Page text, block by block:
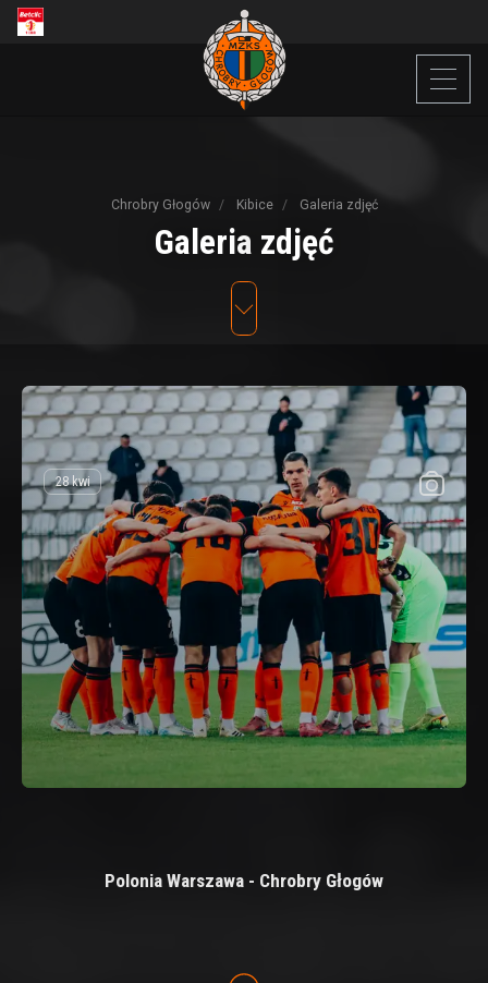
Chrobry Głogów Kibice Galeria zdjęć
Galeria zdjęć
28 kwi
Polonia Warszawa - Chrobry Głogów